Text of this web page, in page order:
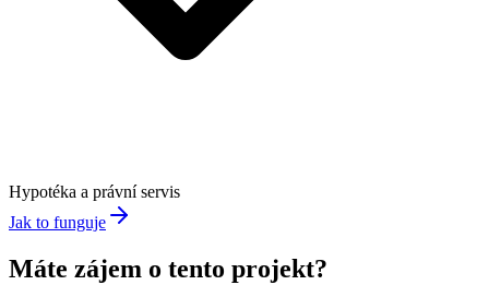
Hypotéka a právní servis
Jak to funguje
Máte zájem o tento projekt?